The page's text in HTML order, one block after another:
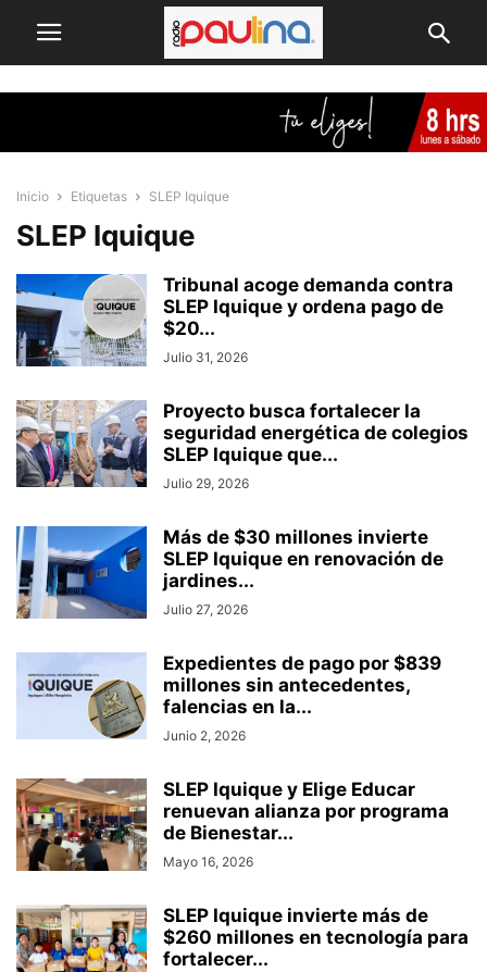
Inicio Etiquetas SLEP Iquique
SLEP Iquique
Tribunal acoge demanda contra
SLEP Iquique y ordena pago de
$20...
Julio 31, 2026
Proyecto busca fortalecer la
seguridad energética de colegios
SLEP Iquique que...
Julio 29, 2026
Más de $30 millones invierte
SLEP Iquique en renovación de
jardines...
Julio 27, 2026
Expedientes de pago por $839
millones sin antecedentes,
falencias en la...
Junio 2, 2026
SLEP Iquique y Elige Educar
renuevan alianza por programa
de Bienestar...
Mayo 16, 2026
SLEP Iquique invierte más de
$260 millones en tecnología para
fortalecer...